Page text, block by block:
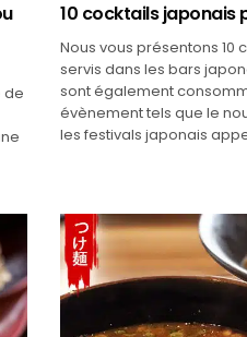
de
10 cocktails japonais
Nous vous présentons
servis dans les bars
sont également
évènement tels que le
les festivals japonais